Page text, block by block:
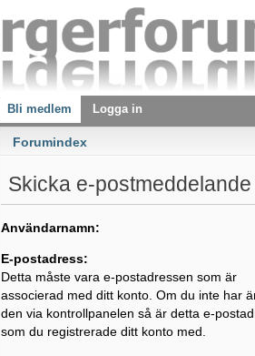
Bli medlem Logga in
Forumindex
Skicka e-
Användarnamn:
E-postadress:
Detta måste vara e-postadressen som är
associerad med ditt konto. Om du inte har
den via kontrollpanelen så är detta e-
som du registrerade ditt konto med.